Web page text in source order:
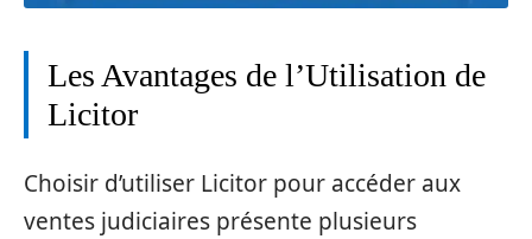
Les Avantages de l’Utilisation de
Licitor
Choisir d’utiliser Licitor pour accéder aux
ventes judiciaires présente plusieurs